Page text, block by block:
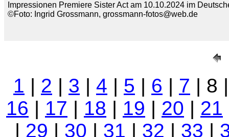
Impressionen Premiere Sister Act am 10.10.2024 im
©Foto: Ingrid Grossmann, grossmann-fotos@web.de
1 | 2 | 3 | 4 | 5 | 6 | 7 | 8
16 | 17 | 18 | 19 | 20 | 21
| 29 | 30 | 31 | 32 | 33 |